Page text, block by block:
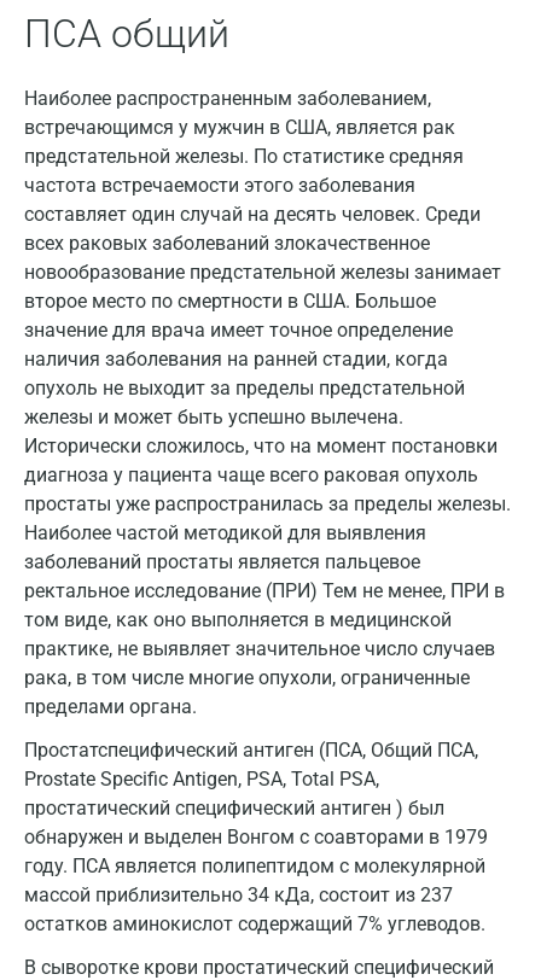
ПСА общий
Наиболее распространенным заболеванием,
встречающимся у мужчин в США, является рак
предстательной железы. По статистике средняя
частота встречаемости этого заболевания
составляет один случай на десять человек. Среди
всех раковых заболеваний злокачественное
новообразование предстательной железы занимает
второе место по смертности в США. Большое
значение для врача имеет точное определение
наличия заболевания на ранней стадии, когда
опухоль не выходит за пределы предстательной
железы и может быть успешно вылечена.
Исторически сложилось, что на момент постановки
диагноза у пациента чаще всего раковая опухоль
простаты уже распространилась за пределы железы.
Наиболее частой методикой для выявления
заболеваний простаты является пальцевое
ректальное исследование (ПРИ) Тем не менее, ПРИ в
том виде, как оно выполняется в медицинской
практике, не выявляет значительное число случаев
рака, в том числе многие опухоли, ограниченные
пределами органа.
Простатспецифический антиген (ПСА, Общий ПСА,
Prostate Specific Antigen, PSA, Total PSA,
простатический специфический антиген ) был
обнаружен и выделен Вонгом с соавторами в 1979
году. ПСА является полипептидом с молекулярной
массой приблизительно 34 кДа, состоит из 237
остатков аминокислот содержащий 7% углеводов.
В сыворотке крови простатический специфический
Барнаул
Великий Новгород
Видное
Владимир
Волгоград
Волжский
Вологда
Воронеж
Всеволожск
Гатчина
Геленджик
Дзержинск
Дзержинский
Дмитров
Долгопрудный
Домодедово
Екатеринбург
Жуковский